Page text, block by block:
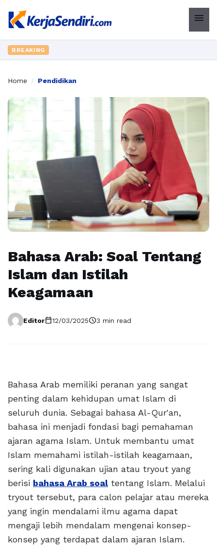
menu
BREAKING
Home / Pendidikan
Bahasa Arab: Soal Tentang
Islam dan Istilah
Keagamaan
Editorcalendar_today12/03/2025schedule3 min read
Bahasa Arab memiliki peranan yang sangat
penting dalam kehidupan umat Islam di
seluruh dunia. Sebagai bahasa Al-Qur'an,
bahasa ini menjadi fondasi bagi pemahaman
ajaran agama Islam. Untuk membantu umat
Islam memahami istilah-istilah keagamaan,
sering kali digunakan ujian atau tryout yang
berisi bahasa Arab soal tentang Islam. Melalui
tryout tersebut, para calon pelajar atau mereka
yang ingin mendalami ilmu agama dapat
mengaji lebih mendalam mengenai konsep-
konsep yang terdapat dalam ajaran Islam.